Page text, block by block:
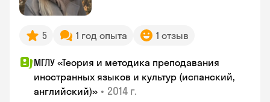
5 1 год опыта 1 отзыв
МГЛУ «Теория и методика преподавания
иностранных языков и культур (испанский,
английский)» • 2014 г.